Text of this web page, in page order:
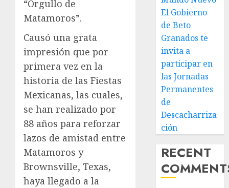
“Orgullo de
Matamoros”.
Causó una grata
impresión que por
primera vez en la
historia de las Fiestas
Mexicanas, las cuales,
se han realizado por
88 años para reforzar
lazos de amistad entre
Matamoros y
Brownsville, Texas,
haya llegado a la
El Gobierno
de Beto
Granados te
invita a
participar en
las Jornadas
Permanentes
de
Descacharriza
ción
RECENT